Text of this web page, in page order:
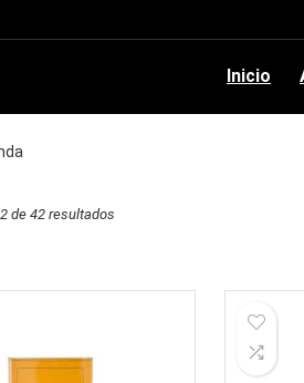
Inicio
de 42 resultados